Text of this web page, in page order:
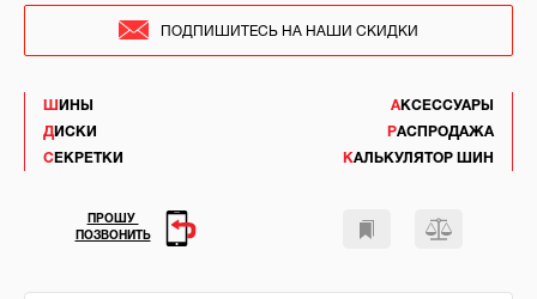
ШИНЫ
ДИСКИ
СЕКРЕТКИ
АКСЕССУАРЫ
РАСПРОДАЖА
КАЛЬКУЛЯТОР ШИН
ПОДПИШИТЕСЬ НА НАШИ СКИДКИ
ПРОШУ
ПОЗВОНИТЬ